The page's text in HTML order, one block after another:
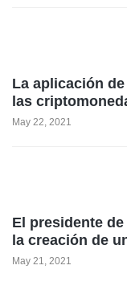
La aplicación
las
May 22, 2021
El presidente
la creación de
May 21, 2021